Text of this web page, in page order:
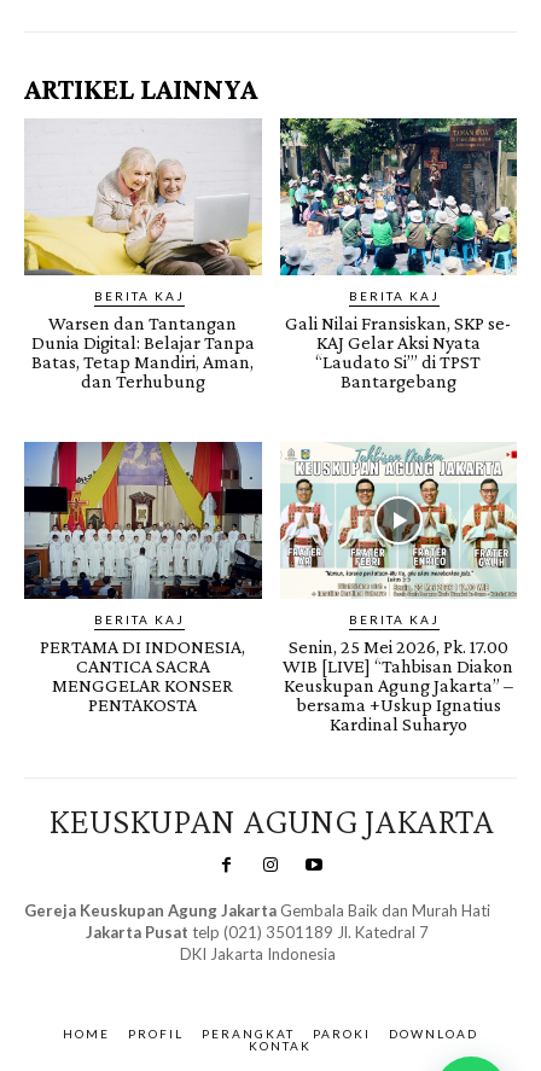
ARTIKEL LAINNYA
BERITA KAJ
Warsen dan Tantangan
Dunia Digital: Belajar Tanpa
Batas, Tetap Mandiri, Aman,
dan Terhubung
BERITA KAJ
Gali Nilai Fransiskan, SKP se-
KAJ Gelar Aksi Nyata
“Laudato Si’” di TPST
Bantargebang
BERITA KAJ
PERTAMA DI INDONESIA,
CANTICA SACRA
MENGGELAR KONSER
PENTAKOSTA
BERITA KAJ
Senin, 25 Mei 2026, Pk. 17.00
WIB [LIVE] “Tahbisan Diakon
Keuskupan Agung Jakarta” –
bersama +Uskup Ignatius
Kardinal Suharyo
KEUSKUPAN AGUNG JAKARTA
Gereja Keuskupan Agung Jakarta Gembala Baik dan Murah Hati
Jakarta Pusat telp (021) 3501189 Jl. Katedral 7
DKI Jakarta Indonesia
HOME PROFIL PERANGKAT PAROKI
DOWNLOAD
KONTAK